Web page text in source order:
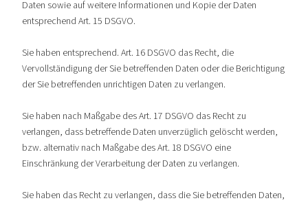
Daten sowie auf weitere Informationen und Kopie der Daten
entsprechend Art. 15 DSGVO.
Sie haben entsprechend. Art. 16 DSGVO das Recht, die
Vervollständigung der Sie betreffenden Daten oder die Berichtigung
der Sie betreffenden unrichtigen Daten zu verlangen.
Sie haben nach Maßgabe des Art. 17 DSGVO das Recht zu
verlangen, dass betreffende Daten unverzüglich gelöscht werden,
bzw. alternativ nach Maßgabe des Art. 18 DSGVO eine
Einschränkung der Verarbeitung der Daten zu verlangen.
Sie haben das Recht zu verlangen, dass die Sie betreffenden Daten,